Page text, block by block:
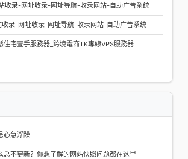
收录-网址收录-网址导航-收录网站-自助广告系统
录-网址收录-网址导航-收录网站-自助广告系统
住宅壹手服務器_跨境電商TK專線VPS服務器
心急浮躁
总不更新？你想了解的网站快照问题都在这里